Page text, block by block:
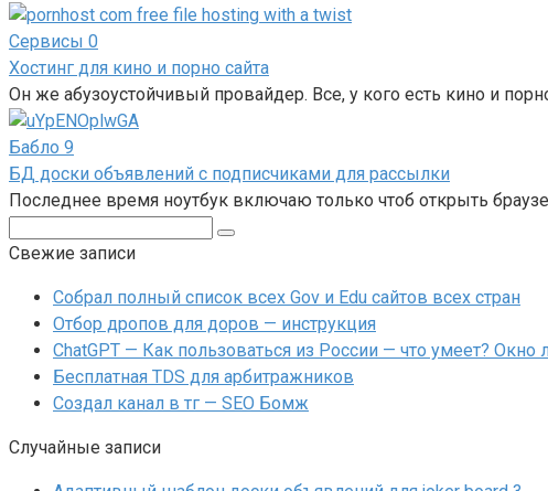
Сервисы 0
Хостинг для кино и порно сайта
Он же абузоустойчивый провайдер. Все, у кого есть кино и
Бабло 9
БД доски объявлений с подписчиками для рассылки
Последнее время ноутбук включаю только чтоб открыть
Свежие записи
Собрал полный список всех Gov и Edu сайтов всех стран
Отбор дропов для доров — инструкция
ChatGPT — Как пользоваться из России — что умеет? Окно
Бесплатная TDS для арбитражников
Создал канал в тг — SEO Бомж
Случайные записи